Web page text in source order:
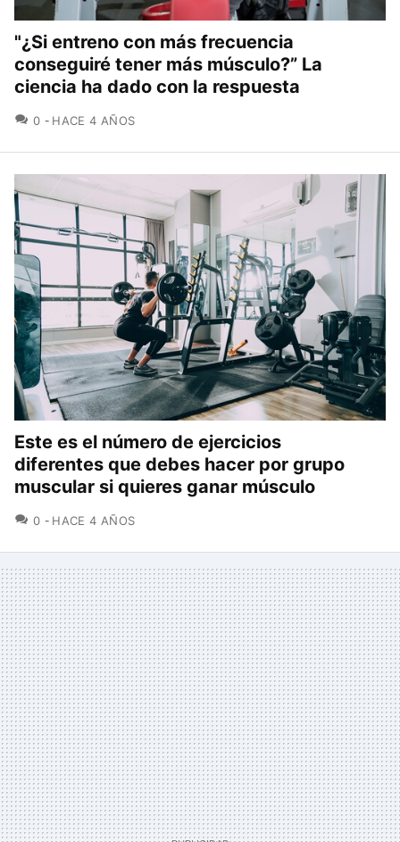
"¿Si entreno con más frecuencia
conseguiré tener más músculo?” La
ciencia ha dado con la respuesta
0 COMENTARIOS
HACE 4 AÑOS
Este es el número de ejercicios
diferentes que debes hacer por grupo
muscular si quieres ganar músculo
0 COMENTARIOS
HACE 4 AÑOS